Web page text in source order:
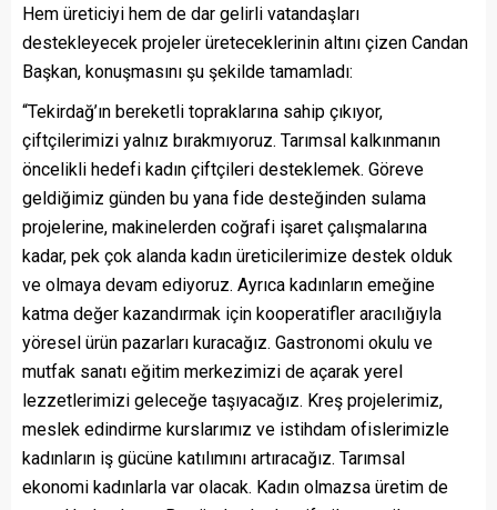
Hem üreticiyi hem de dar gelirli vatandaşları
destekleyecek projeler üreteceklerinin altını çizen Candan
Başkan, konuşmasını şu şekilde tamamladı:
“Tekirdağ’ın bereketli topraklarına sahip çıkıyor,
çiftçilerimizi yalnız bırakmıyoruz. Tarımsal kalkınmanın
öncelikli hedefi kadın çiftçileri desteklemek. Göreve
geldiğimiz günden bu yana fide desteğinden sulama
projelerine, makinelerden coğrafi işaret çalışmalarına
kadar, pek çok alanda kadın üreticilerimize destek olduk
ve olmaya devam ediyoruz. Ayrıca kadınların emeğine
katma değer kazandırmak için kooperatifler aracılığıyla
yöresel ürün pazarları kuracağız. Gastronomi okulu ve
mutfak sanatı eğitim merkezimizi de açarak yerel
lezzetlerimizi geleceğe taşıyacağız. Kreş projelerimiz,
meslek edindirme kurslarımız ve istihdam ofislerimizle
kadınların iş gücüne katılımını artıracağız. Tarımsal
ekonomi kadınlarla var olacak. Kadın olmazsa üretim de